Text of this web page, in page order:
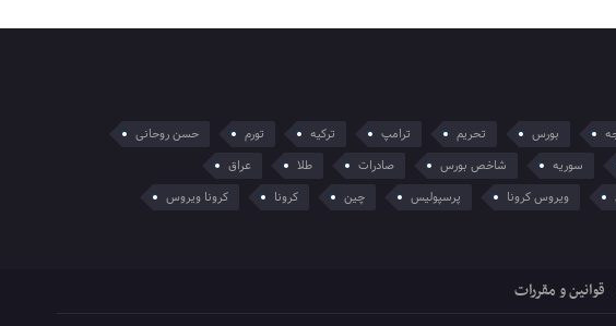
بورس تحریم ترامپ ترکیه تورم
حسن روحانی
سوریه شاخص بورس صادرات طلا
عراق
ویروس کرونا پرسپولیس چین کرونا
کرونا ویروس
قوانین و مقررات